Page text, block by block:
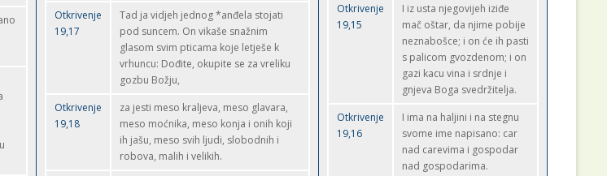
Otkrivenje
19,17
Tad ja vidjeh jednog *anđela stojati
pod suncem. On vikaše snažnim
glasom svim pticama koje letješe k
vrhuncu: Dođite, okupite se za vreliku
gozbu Božju,
Otkrivenje
19,18
za jesti meso kraljeva, meso glavara,
meso moćnika, meso konja i onih koji
ih jašu, meso svih ljudi, slobodnih i
robova, malih i velikih.
Otkrivenje
19,15
I iz usta njegovijeh iziđe
mač oštar, da njime pobije
neznabošce; i on će ih pasti
s palicom gvozdenom; i on
gazi kacu vina i srdnje i
gnjeva Boga svedržitelja.
Otkrivenje
19,16
I ima na haljini i na stegnu
svome ime napisano: car
nad carevima i gospodar
nad gospodarima.